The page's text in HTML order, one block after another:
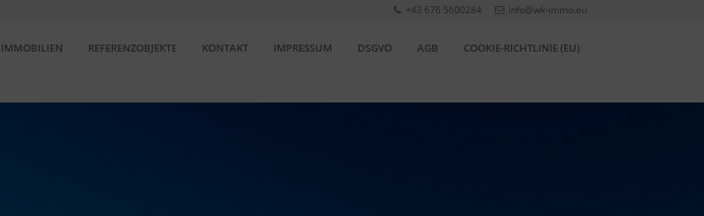
+43 676 5600284 info@wk-immo.eu
IMMOBILIEN REFERENZOBJEKTE KONTAKT IMPRESSUM DSGVO AGB COOKIE-RICHTLINIE (EU)